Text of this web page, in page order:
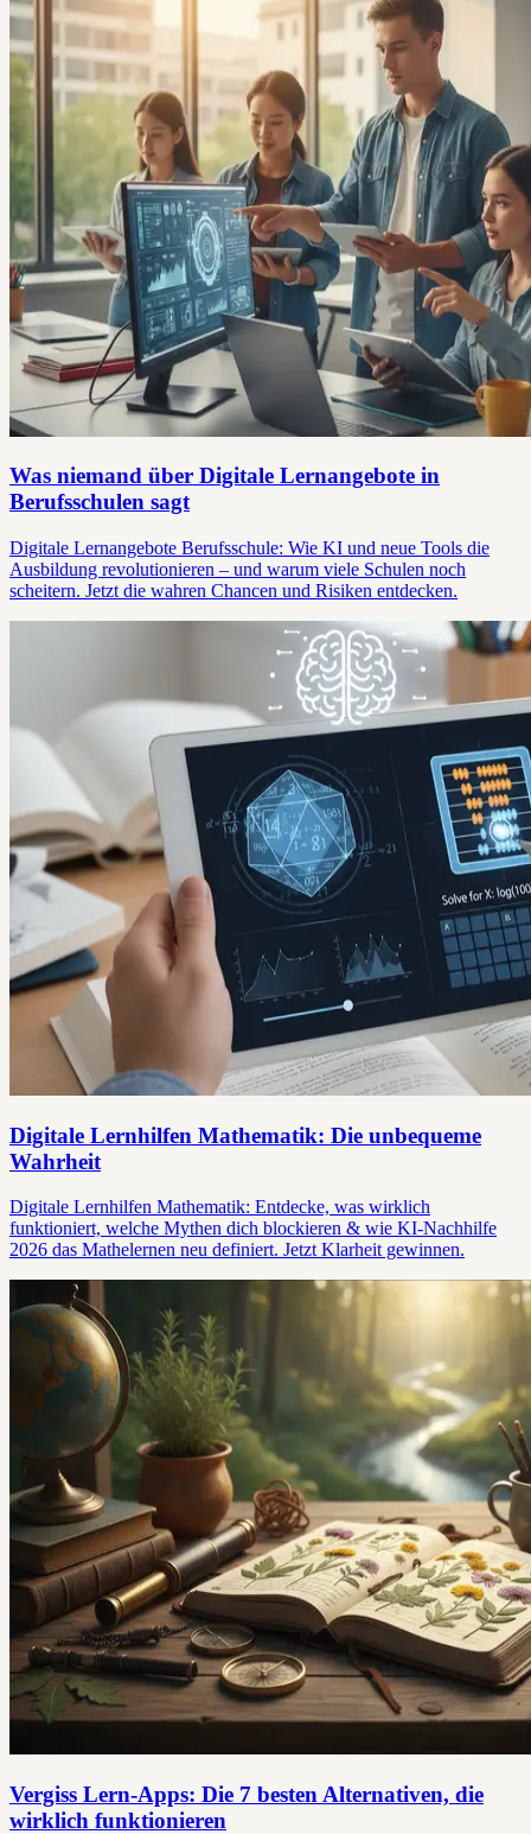
Was niemand über Digitale Lernangebote in
Berufsschulen sagt
Digitale Lernangebote Berufsschule: Wie KI und neue Tools die
Ausbildung revolutionieren – und warum viele Schulen noch
scheitern. Jetzt die wahren Chancen und Risiken entdecken.
Digitale Lernhilfen Mathematik: Die unbequeme
Wahrheit
Digitale Lernhilfen Mathematik: Entdecke, was wirklich
funktioniert, welche Mythen dich blockieren & wie KI-Nachhilfe
2026 das Mathelernen neu definiert. Jetzt Klarheit gewinnen.
Vergiss Lern-Apps: Die 7 besten Alternativen, die
wirklich funktionieren